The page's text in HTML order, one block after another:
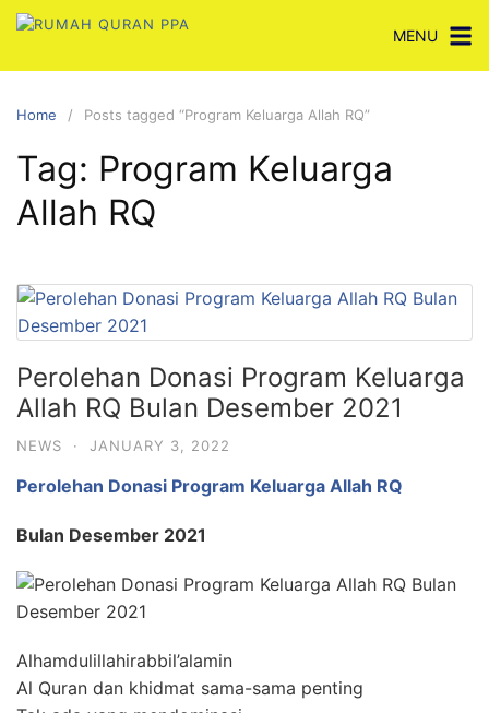
Skip
content
MENU
Home Posts tagged “Program Keluarga Allah RQ”
Tag: Program Keluarga
Allah RQ
Perolehan Donasi Program Keluarga
Allah RQ Bulan Desember 2021
NEWS · JANUARY 3, 2022
Perolehan Donasi Program Keluarga Allah RQ
Bulan Desember 2021
Alhamdulillahirabbil’alamin
Al Quran dan khidmat sama-sama penting